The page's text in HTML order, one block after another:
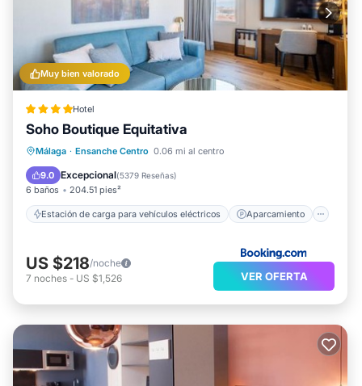
Muy bien valorado
Hotel
Soho Boutique Equitativa
Málaga · Ensanche Centro 0.06 mi al centro
9.0 Excepcional(5379 Reseñas)
6 baños 204.51 pies²
Estación de carga para vehículos eléctricos Aparcamiento
Estación de carga para vehículos eléctricos
Aparcamiento
Piscina
Balcón/Terraza
US $218/noche
7 noches - US $1,526 VER OFERTA